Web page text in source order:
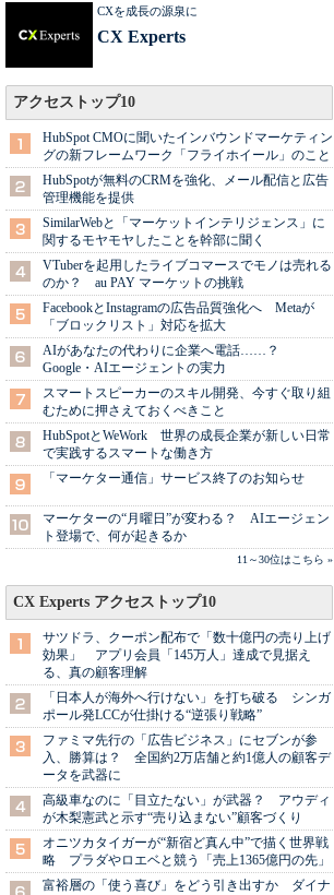
CXを成長の源泉に
CX Experts
アクセストップ10
HubSpot CMOに聞いたインバウンドマーケティン
グの新フレームワーク「フライホイール」のこと
HubSpotが無料のCRMを強化、メール配信と広告
管理機能を提供
SimilarWebと「マーケットインテリジェンス」に
関するモヤモヤしたことを幹部に聞く
VTuberを起用したライブコマースでモノは売れる
のか？ au PAY マーケットの挑戦
FacebookとInstagramの広告品質強化へ Metaが
「ブロックリスト」対応を拡大
AIがあなたの代わりに企業へ電話……？
Google・AIエージェントの実力
スマートスピーカーのスキル開発、今すぐ取り組
むために押さえておくべきこと
HubSpotとWeWork 世界の成長企業が新しい日常
で実践するスマートな働き方
「マーケター通信」サービス終了のお知らせ
マーケターの“月曜日”が変わる？ AIエージェン
ト登場で、何が起きるか
11～30位はこちら »
CX Experts アクセストップ10
サツドラ、クーポン配布で「数十億円の売り上げ
効果」 アプリ会員「145万人」達成で見据え
る、真の顧客理解
「日本人が海外へ行けない」を打ち破る シンガ
ポール発LCCが仕掛ける“逆張り戦略”
ファミマ先行の「広告ビジネス」にセブンが参
入、勝算は？ 全国約2万店舗と約1億人の顧客デ
ータを武器に
高級車なのに「目立たない」が武器？ アウディ
が木梨憲武と示す“売り込まない”顧客づくり
オニツカタイガーが“新宿ど真ん中”で描く世界戦
略 プラダやロエベと競う「売上1365億円の先」
富裕層の「使う喜び」をどう引き出すか ダイナ